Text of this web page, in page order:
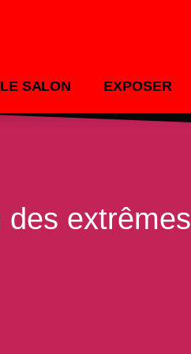
LE SALON EXPOSER
des extrêmes